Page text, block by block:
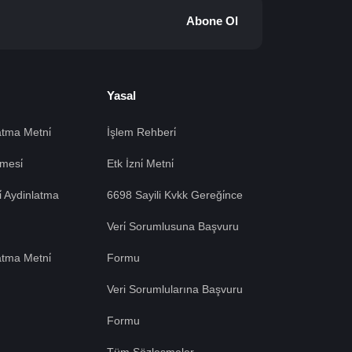
Abone Ol
Metni̇
Aydinlatma
Metni̇
Yasal
İşlem Rehberi̇
Etk İzni̇ Metni̇
6698 Sayili Kvkk Gereği̇nce
Veri̇ Sorumlusuna Başvuru
Formu
Veri Sorumlularına Başvuru
Formu